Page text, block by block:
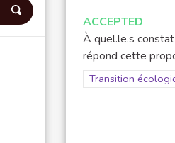
ACCEPTED
À quel.le.s
répond cette
Filter results for
Transition